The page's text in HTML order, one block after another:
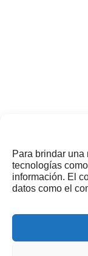
Para brindar
tecnologías
información. El
datos como el
¿Nos invitas
Si te gusta